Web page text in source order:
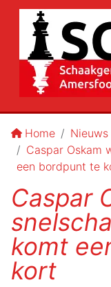
Home
Nieuws
Caspar Oskam
een bordpunt te
Caspar
komt
kort